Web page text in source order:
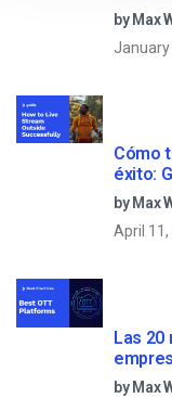
by Max
January
Cómo
by Max
April 11,
Las 20
by Max